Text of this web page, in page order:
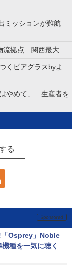
ミッションが難航
流拠点 関西最大
くビアグラスbyよ
やめて」 生産者を
る
「Osprey」Noble
種を一気に聴く